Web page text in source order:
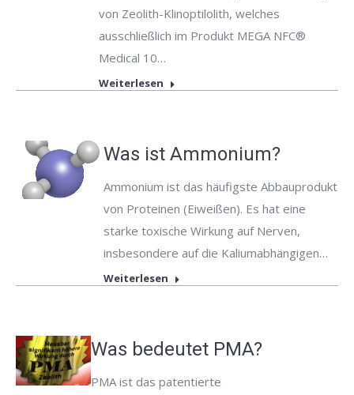
von Zeolith-Klinoptilolith, welches
ausschließlich im Produkt MEGA NFC®
Medical 10…
Weiterlesen
Was ist Ammonium?
Ammonium ist das häufigste Abbauprodukt
von Proteinen (Eiweißen). Es hat eine
starke toxische Wirkung auf Nerven,
insbesondere auf die Kaliumabhängigen…
Weiterlesen
Was bedeutet PMA?
PMA ist das patentierte